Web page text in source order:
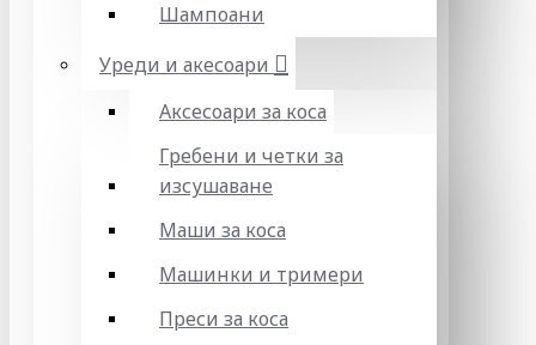
Шампоани
Уреди и акесоари
Аксесоари за коса
Гребени и четки за
изсушаване
Маши за коса
Машинки и тримери
Преси за коса